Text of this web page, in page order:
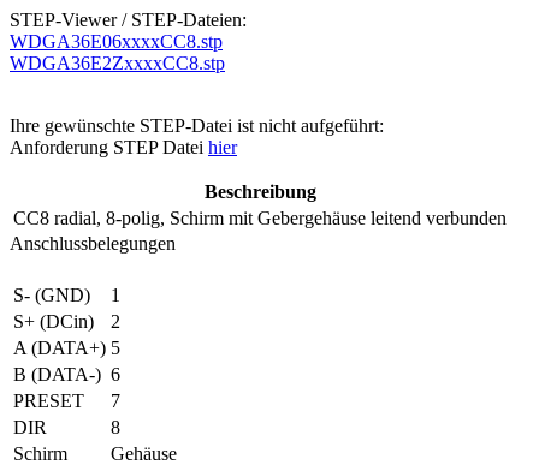
STEP-Viewer / STEP-Dateien:
WDGA36E06xxxxCC8.stp
WDGA36E2ZxxxxCC8.stp
Ihre gewünschte STEP-Datei ist nicht aufgeführt:
Anforderung STEP Datei hier
Beschreibung
CC8 radial, 8-polig, Schirm mit Gebergehäuse leitend verbunden
Anschlussbelegungen
S- (GND)
1
S+ (DCin)
2
A (DATA+) 5
B (DATA-) 6
PRESET
7
DIR
8
Schirm
Gehäuse